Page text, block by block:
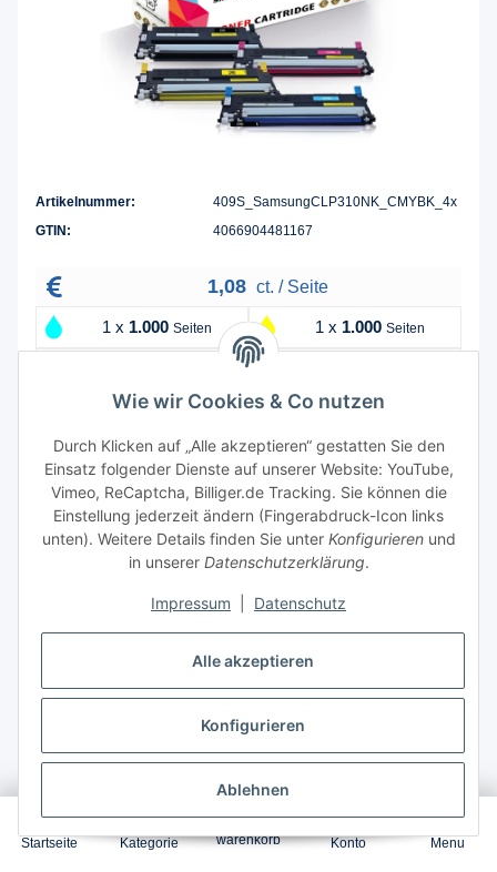
Artikelnummer:
409S_SamsungCLP310NK_CMYBK_4x
GTIN:
4066904481167
1,08 ct. / Seite
1 x 1.000 Seiten 1 x 1.000 Seiten
Garantierter Versand zum10.Aug.2026 ,
Bestellung innerhalb2 Tage 9 Stunden 16 Minuten
48,59 €
Startseite Kategorie
0
warenkorb Konto Menu
Wie wir Cookies & Co nutzen
Durch Klicken auf „Alle akzeptieren“ gestatten Sie den
Einsatz folgender Dienste auf unserer Website: YouTube,
Vimeo, ReCaptcha, Billiger.de Tracking. Sie können die
Einstellung jederzeit ändern (Fingerabdruck-Icon links
unten). Weitere Details finden Sie unter Konfigurierenund
in unserer Datenschutzerklärung.
Impressum Datenschutz
Alle akzeptieren
Konfigurieren
Ablehnen